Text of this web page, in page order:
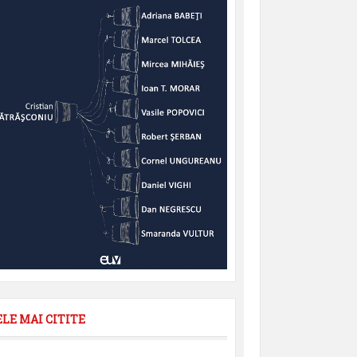
MAI CITITE